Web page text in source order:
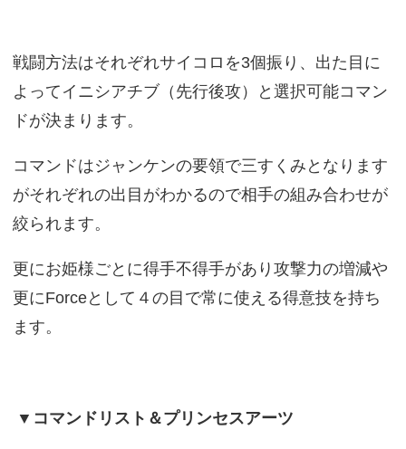
戦闘方法はそれぞれサイコロを3個振り、出た目に
よってイニシアチブ（先行後攻）と選択可能コマン
ドが決まります。
コマンドはジャンケンの要領で三すくみとなります
がそれぞれの出目がわかるので相手の組み合わせが
絞られます。
更にお姫様ごとに得手不得手があり攻撃力の増減や
更にForceとして４の目で常に使える得意技を持ち
ます。
▼コマンドリスト＆プリンセスアーツ